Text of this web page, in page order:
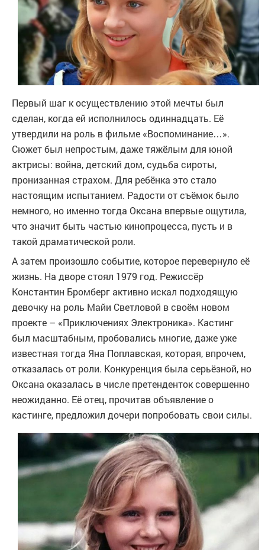
Первый шаг к осуществлению этой мечты был
сделан, когда ей исполнилось одиннадцать. Её
утвердили на роль в фильме «Воспоминание…».
Сюжет был непростым, даже тяжёлым для юной
актрисы: война, детский дом, судьба сироты,
пронизанная страхом. Для ребёнка это стало
настоящим испытанием. Радости от съёмок было
немного, но именно тогда Оксана впервые ощутила,
что значит быть частью кинопроцесса, пусть и в
такой драматической роли.
А затем произошло событие, которое перевернуло её
жизнь. На дворе стоял 1979 год. Режиссёр
Константин Бромберг активно искал подходящую
девочку на роль Майи Светловой в своём новом
проекте – «Приключениях Электроника». Кастинг
был масштабным, пробовались многие, даже уже
известная тогда Яна Поплавская, которая, впрочем,
отказалась от роли. Конкуренция была серьёзной, но
Оксана оказалась в числе претенденток совершенно
неожиданно. Её отец, прочитав объявление о
кастинге, предложил дочери попробовать свои силы.